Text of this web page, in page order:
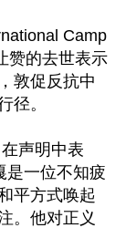
Camp
赞的去世表示
敦促反抗中
径。
声明中表
是一位不知疲
平方式唤起
。他对正义